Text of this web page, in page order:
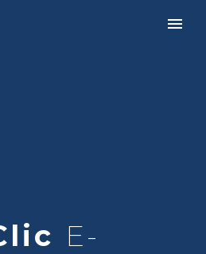
E-